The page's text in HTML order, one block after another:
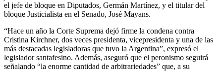
el jefe de bloque en Diputados, Germán Martínez, y el titular del
bloque Justicialista en el Senado, José Mayans.
“Hace un año la Corte Suprema dejó firme la condena contra
Cristina Kirchner, dos veces presidenta, vicepresidenta y una de las
más destacadas legisladoras que tuvo la Argentina”, expresó el
legislador santafesino. Además, aseguró que el peronismo seguirá
señalando “la enorme cantidad de arbitrariedades” que, a su